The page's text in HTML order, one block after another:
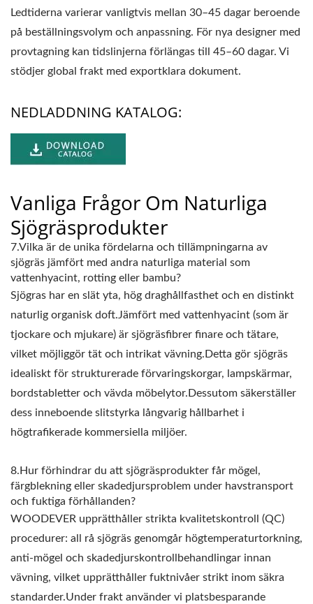
Ledtiderna varierar vanligtvis mellan 30–45 dagar beroende
på beställningsvolym och anpassning. För nya designer med
provtagning kan tidslinjerna förlängas till 45–60 dagar. Vi
stödjer global frakt med exportklara dokument.
NEDLADDNING KATALOG:
Vanliga Frågor Om Naturliga
Sjögräsprodukter
7.Vilka är de unika fördelarna och tillämpningarna av
sjögräs jämfört med andra naturliga material som
vattenhyacint, rotting eller bambu?
Sjögras har en slät yta, hög draghållfasthet och en distinkt
naturlig organisk doft.Jämfört med vattenhyacint (som är
tjockare och mjukare) är sjögräsfibrer finare och tätare,
vilket möjliggör tät och intrikat vävning.Detta gör sjögräs
idealiskt för strukturerade förvaringskorgar, lampskärmar,
bordstabletter och vävda möbelytor.Dessutom säkerställer
dess inneboende slitstyrka långvarig hållbarhet i
högtrafikerade kommersiella miljöer.
8.Hur förhindrar du att sjögräsprodukter får mögel,
färgblekning eller skadedjursproblem under havstransport
och fuktiga förhållanden?
WOODEVER upprätthåller strikta kvalitetskontroll (QC)
procedurer: all rå sjögräs genomgår högtemperaturtorkning,
anti-mögel och skadedjurskontrollbehandlingar innan
vävning, vilket upprätthåller fuktnivåer strikt inom säkra
standarder.Under frakt använder vi platsbesparande